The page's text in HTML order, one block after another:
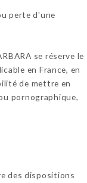
perte d'une
se réserve le
en France, en
de mettre en
pornographique,
des dispositions